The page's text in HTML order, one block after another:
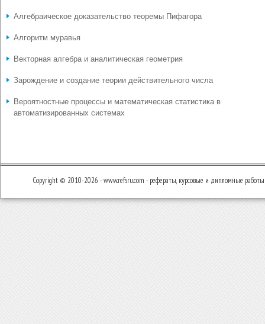
Алгебраическое доказательство теоремы Пифагора
Алгоритм муравья
Векторная алгебра и аналитическая геометрия
Зарождение и создание теории действительного числа
Вероятностные процессы и математическая статистика в
автоматизированных системах
Copyright © 2010-2026 - www.refsru.com - рефераты, курсовые и дипломные работы